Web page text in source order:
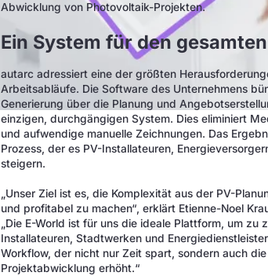
Abwicklung von Photovoltaik-Projekten.
Ein System für den
autarc adressiert eine der größten
Arbeitsabläufe. Die Software des Unternehmens
Generierung über die Planung und
einzigen, durchgängigen System. Dies eliminiert
und aufwendige manuelle Zeichnungen. Das
Prozess, der es PV-Installateuren,
steigern.
„Unser Ziel ist es, die Komplexität aus der PV-
und profitabel zu machen“, erklärt Etienne-Noel
„Die E-World ist für uns die ideale Plattform, um
Installateuren, Stadtwerken und
Workflow, der nicht nur Zeit spart, sondern auch
Projektabwicklung erhöht.“